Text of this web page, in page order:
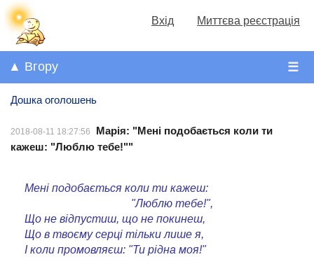
Вхід Миттєва реєстрація
☰
▲ Вгору
Дошка оголошень
2018-08-11 18:27:56
Марія: "Мені подобається коли ти
кажеш: "Люблю тебе!""
Мені подобається коли ти кажеш:
"Люблю тебе!",
Що не відпустиш, що не покинеш,
Що в твоєму серці тільки лише я,
І коли промовляєш: "Ти рідна моя!"